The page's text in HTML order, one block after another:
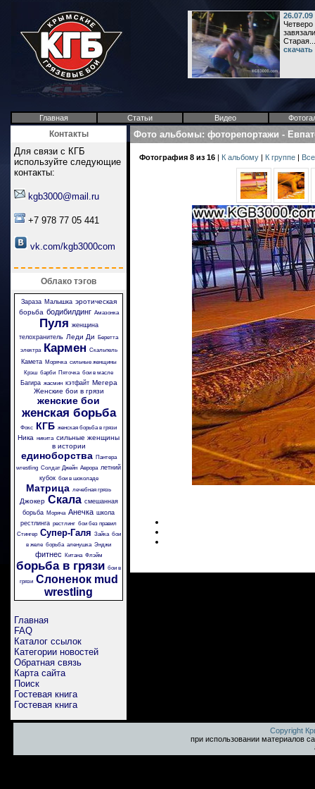
Четверо
Старая...
Главная Статьи Видео
Контакты
Для связи с КГБ
используйте следующие
контакты:
kgb3000@mail.ru
+7 978 77 05 441
vk.com/kgb3000com
Облако тэгов
Зараза Малышка эротическая
борьба бодибилдинг Амазонка
Пуля женщина
телохранитель Леди Ди
Беретта
электра
Кармен Скальпель
Камета Морячка сильные женщины
Крэш барби Пяточка бои в масле
Багира жасмин кэтфайт Мегера
Женские бои в грязи
женские бои
женская борьба
Фокс КГБ женская борьба в грязи
Ника никита сильные женщины
в истории
единоборства
Пантера
wrestling Солдат Джейн Аврора летний
кубок бои в шоколаде
Матрица лечебная грязь
Джокер Скала смешанная
борьба Моряча Анечка школа
рестлинга рестлинг бои без правил
Стингер Супер-Галя Зайка бои
в желе борьба аленушка Энджи
фитнес Китана Флэйм
борьба в грязи бои в
грязи Слоненок mud
wrestling
Главная
FAQ
Каталог ссылок
Категории новостей
Обратная связь
Карта сайта
Поиск
Гостевая книга
Гостевая книга
Фото альбомы: фоторепортажи -
Фотография 8 из 16 | К альбому | К группе |
Copyright
при использовании материалов